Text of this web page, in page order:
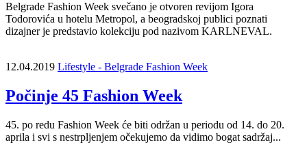
Belgrade Fashion Week svečano je otvoren revijom Igora
Todorovića u hotelu Metropol, a beogradskoj publici poznati
dizajner je predstavio kolekciju pod nazivom KARLNEVAL.
12.04.2019 Lifestyle - Belgrade Fashion Week
Počinje 45 Fashion Week
45. po redu Fashion Week će biti održan u periodu od 14. do 20.
aprila i svi s nestrpljenjem očekujemo da vidimo bogat sadržaj...